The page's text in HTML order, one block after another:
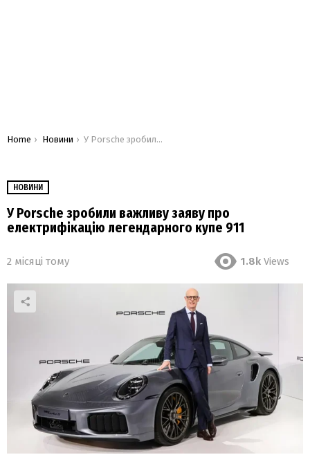
You are here:
Home Новини У Porsche зробили важливу заяву про електрифікацію легендарного купе 911
НОВИНИ
У Porsche зробили важливу заяву про
електрифікацію легендарного купе 911
2 місяці тому 1.8k Views